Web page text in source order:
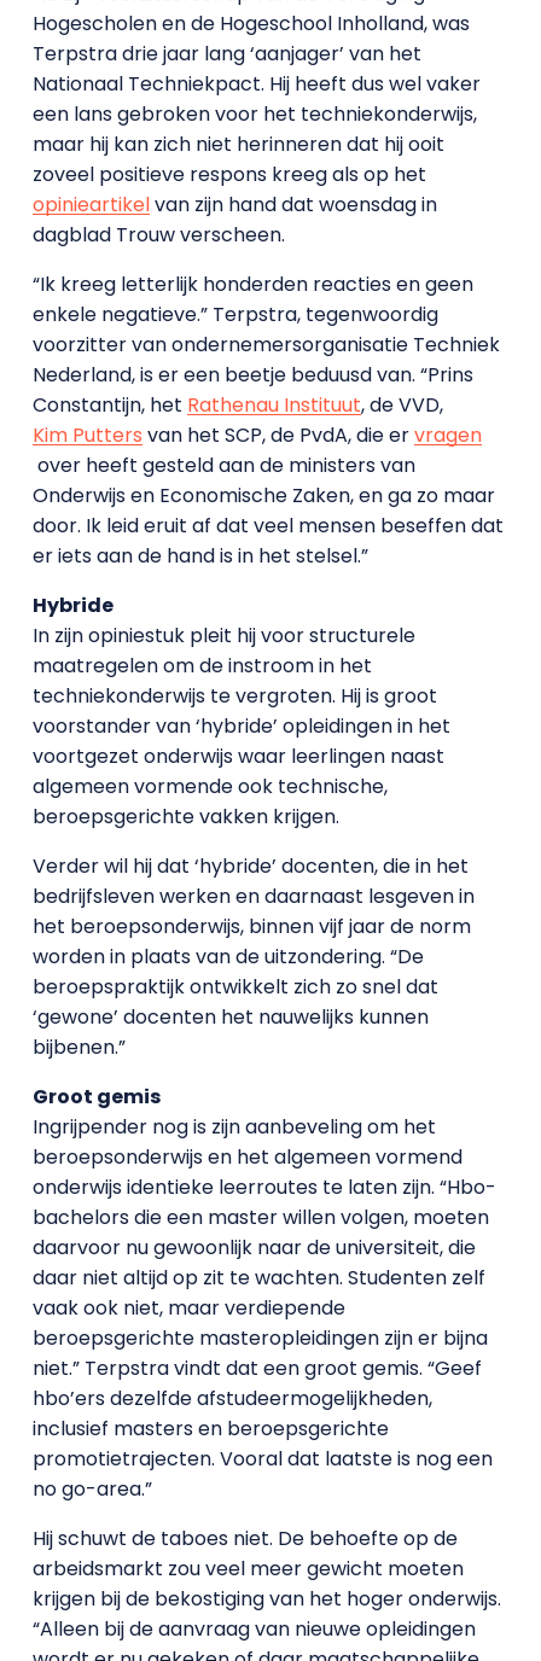
Hogescholen en de Hogeschool Inholland, was
Terpstra drie jaar lang ‘aanjager’ van het
Nationaal Techniekpact. Hij heeft dus wel vaker
een lans gebroken voor het techniekonderwijs,
maar hij kan zich niet herinneren dat hij ooit
zoveel positieve respons kreeg als op het
opinieartikelvan zijn hand dat woensdag in
dagblad Trouw verscheen.
“Ik kreeg letterlijk honderden reacties en geen
enkele negatieve.” Terpstra, tegenwoordig
voorzitter van ondernemersorganisatie Techniek
Nederland, is er een beetje beduusd van. “Prins
Constantijn, het Rathenau Instituut, de VVD,
Kim Putters van het SCP, de PvdA, die ervragen
over heeft gesteld aan de ministers van
Onderwijs en Economische Zaken, en ga zo maar
door. Ik leid eruit af dat veel mensen beseffen dat
er iets aan de hand is in het stelsel.”
Hybride
In zijn opiniestuk pleit hij voor structurele
maatregelen om de instroom in het
techniekonderwijs te vergroten. Hij is groot
voorstander van ‘hybride’ opleidingen in het
voortgezet onderwijs waar leerlingen naast
algemeen vormende ook technische,
beroepsgerichte vakken krijgen.
Verder wil hij dat ‘hybride’ docenten, die in het
bedrijfsleven werken en daarnaast lesgeven in
het beroepsonderwijs, binnen vijf jaar de norm
worden in plaats van de uitzondering. “De
beroepspraktijk ontwikkelt zich zo snel dat
‘gewone’ docenten het nauwelijks kunnen
bijbenen.”
Groot gemis
Ingrijpender nog is zijn aanbeveling om het
beroepsonderwijs en het algemeen vormend
onderwijs identieke leerroutes te laten zijn. “Hbo-
bachelors die een master willen volgen, moeten
daarvoor nu gewoonlijk naar de universiteit, die
daar niet altijd op zit te wachten. Studenten zelf
vaak ook niet, maar verdiepende
beroepsgerichte masteropleidingen zijn er bijna
niet.” Terpstra vindt dat een groot gemis. “Geef
hbo’ers dezelfde afstudeermogelijkheden,
inclusief masters en beroepsgerichte
promotietrajecten. Vooral dat laatste is nog een
no go-area.”
Hij schuwt de taboes niet. De behoefte op de
arbeidsmarkt zou veel meer gewicht moeten
krijgen bij de bekostiging van het hoger onderwijs.
“Alleen bij de aanvraag van nieuwe opleidingen